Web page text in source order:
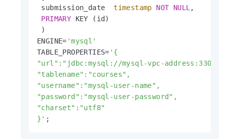
submission_date timestamp NOT NULL,
PRIMARY KEY (id)
)
ENGINE= 'mysql'
TABLE_PROPERTIES= '{
"url":"jdbc:mysql://mysql-vpc-
"tablename":"courses",
"username":"mysql-user-name",
"password":"mysql-user-password",
"charset":"utf8"
}' ;